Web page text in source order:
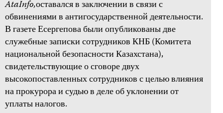
AtaInfo,оставался в заключении в связи с
обвинениями в антигосударственной деятельности.
В газете Есергепова были опубликованы две
служебные записки сотрудников КНБ (Комитета
национальной безопасности Казахстана),
свидетельствующие о сговоре двух
высокопоставленных сотрудников с целью влияния
на прокурора и судью в деле об уклонении от
уплаты налогов.